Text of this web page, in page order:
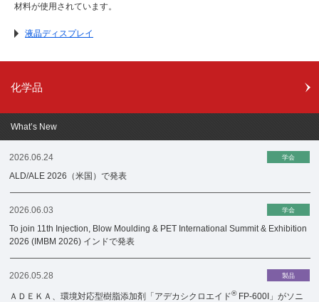
材料が使用されています。
液晶ディスプレイ
化学品
What’s New
2026.06.24 学会
ALD/ALE 2026（米国）で発表
2026.06.03 学会
To join 11th Injection, Blow Moulding & PET International Summit & Exhibition
2026 (IMBM 2026) インドで発表
2026.05.28 製品
ＡＤＥＫＡ、環境対応型樹脂添加剤「アデカシクロエイド®FP-600I」がソニ